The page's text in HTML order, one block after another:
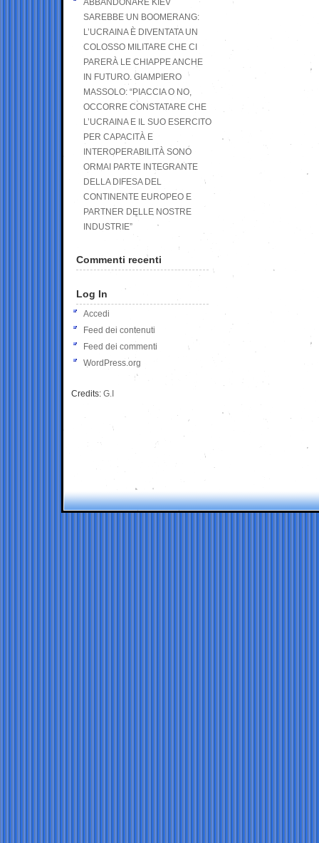
ABBANDONARE KIEV
SAREBBE UN BOOMERANG:
L’UCRAINA È DIVENTATA UN
COLOSSO MILITARE CHE CI
PARERÀ LE CHIAPPE ANCHE
IN FUTURO. GIAMPIERO
MASSOLO: “PIACCIA O NO,
OCCORRE CONSTATARE CHE
L’UCRAINA E IL SUO ESERCITO
PER CAPACITÀ E
INTEROPERABILITÀ SONO
ORMAI PARTE INTEGRANTE
DELLA DIFESA DEL
CONTINENTE EUROPEO E
PARTNER DELLE NOSTRE
INDUSTRIE”
Commenti recenti
Log In
Accedi
Feed dei contenuti
Feed dei commenti
WordPress.org
Credits: G.I